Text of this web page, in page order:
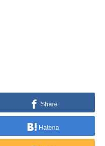
Share
Hatena